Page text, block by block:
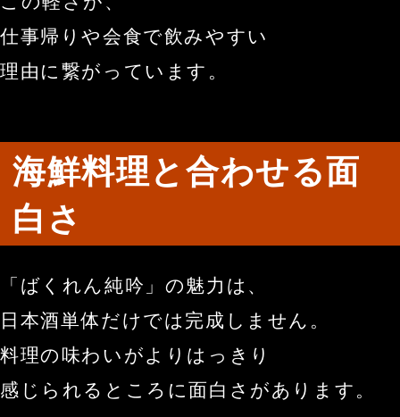
仕事帰りや会食で飲みやすい
理由に繋がっています。
海鮮料理と合わせる面
白さ
「ばくれん純吟」の魅力は、
日本酒単体だけでは完成しません。
料理の味わいがよりはっきり
感じられるところに面白さがあります。